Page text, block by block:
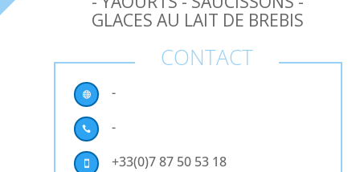
GLACES AU LAIT DE BREBIS
CONTACT
 -
 -
 +33(0)7 87 50 53 18